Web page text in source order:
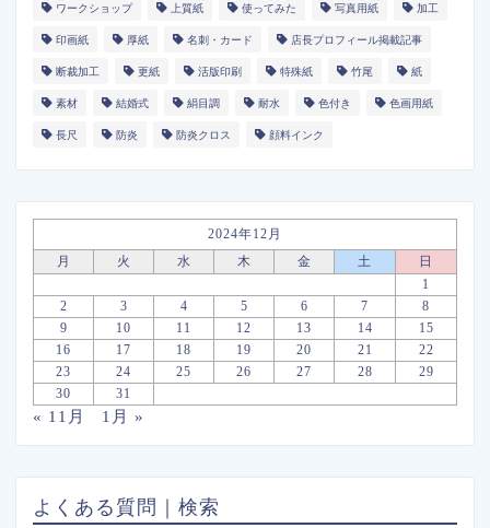
ワークショップ 上質紙 使ってみた 写真用紙 加工
印画紙 厚紙 名刺・カード 店長プロフィール掲載記事
断裁加工 更紙 活版印刷 特殊紙 竹尾 紙
素材 結婚式 絹目調 耐水 色付き 色画用紙
長尺 防炎 防炎クロス 顔料インク
2024年12月
月
火 水 木 金 土
日
1
2
3 4 5 6 7
8
9
10 11 12 13 14
15
16
17 18 19 20 21
22
23
24 25 26 27 28
29
30
31
« 11月 1月 »
よくある質問｜検索